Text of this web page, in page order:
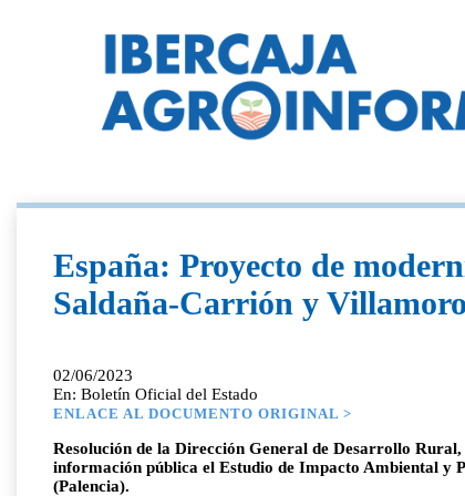
España: Proyecto de
Saldaña-Carrión y
02/06/2023
En: Boletín Oficial del Estado
ENLACE AL DOCUMENTO ORIGINAL >
Resolución de la Dirección General de Desarrollo
información pública el Estudio de Impacto Ambiental y
(Palencia).